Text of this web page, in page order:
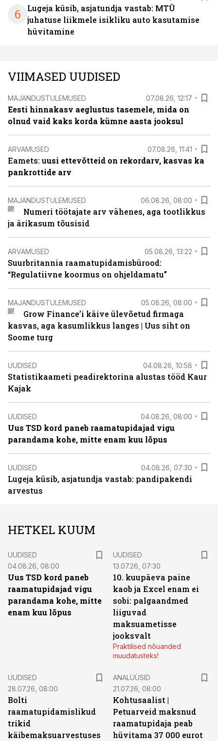
6
Lugeja küsib, asjatundja vastab: MTÜ
juhatuse liikmele isikliku auto kasutamise
hüvitamine
VIIMASED UUDISED
MAJANDUSTULEMUSED 07.08.26, 12:17
Eesti hinnakasv aeglustus tasemele, mida on
olnud vaid kaks korda kümne aasta jooksul
ARVAMUSED 07.08.26, 11:41
Eamets: uusi ettevõtteid on rekordarv, kasvas ka
pankrottide arv
MAJANDUSTULEMUSED 06.08.26, 08:00
Numeri töötajate arv vähenes, aga tootlikkus
ja ärikasum tõusisid
ARVAMUSED 05.08.26, 13:22
Suurbritannia raamatupidamisbürood:
“Regulatiivne koormus on ohjeldamatu”
MAJANDUSTULEMUSED 05.08.26, 08:00
Grow Finance’i käive ülevõetud firmaga
kasvas, aga kasumlikkus langes | Uus siht on
Soome turg
UUDISED 04.08.26, 10:58
Statistikaameti peadirektorina alustas tööd Kaur
Kajak
UUDISED 04.08.26, 08:00
Uus TSD kord paneb raamatupidajad vigu
parandama kohe, mitte enam kuu lõpus
UUDISED 04.08.26, 07:30
Lugeja küsib, asjatundja vastab: pandipakendi
arvestus
HETKEL KUUM
UUDISED
04.08.26, 08:00
Uus TSD kord paneb
raamatupidajad vigu
parandama kohe, mitte
enam kuu lõpus
UUDISED
13.07.26, 07:30
10. kuupäeva paine
kaob ja Excel enam ei
sobi: palgaandmed
liiguvad
maksuametisse
jooksvalt
Praktilised nõuanded
muudatusteks!
UUDISED
28.07.26, 08:00
Bolti
raamatupidamislikud
trikid
käibemaksuarvestuses
ANALÜÜSID
21.07.26, 08:00
Kohtusaalist |
Petuarveid maksnud
raamatupidaja peab
hüvitama 37 000 eurot